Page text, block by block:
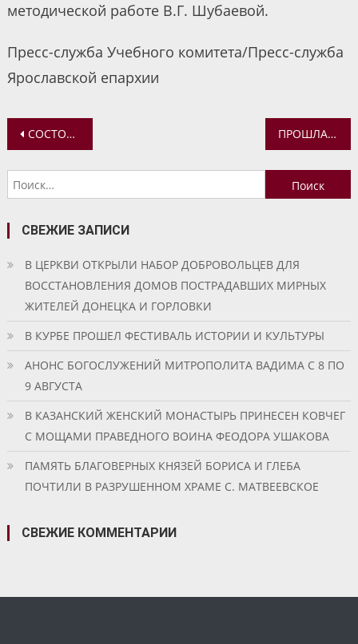
методической работе В.Г. Шубаевой.
Пресс-служба Учебного комитета/Пресс-служба
Ярославской епархии
Навигация
по
записям
СОСТОЯЛАСЬ ВСТРЕЧА МИТРОПОЛИТА ВАДИМА С РЕКТОРОМ ЯРОСЛАВСКОГО ГОСУДАРСТВЕННОГО МЕДИЦИНСКОГО УНИВЕРСИТЕТА АЛЕКСАНДРОМ ЛЕОНИДОВИЧЕМ ХОХЛОВЫМ ПРОШЛА ЛЕКЦИЯ «КТО ВОСПИТЫВАЛ ГЕНИЕВ. ОБРАЗ НЯНИ В РУССКОЙ КУЛЬТУРЕ»
Найти:
СВЕЖИЕ ЗАПИСИ
В ЦЕРКВИ ОТКРЫЛИ НАБОР ДОБРОВОЛЬЦЕВ ДЛЯ
ВОССТАНОВЛЕНИЯ ДОМОВ ПОСТРАДАВШИХ МИРНЫХ
ЖИТЕЛЕЙ ДОНЕЦКА И ГОРЛОВКИ
В КУРБЕ ПРОШЕЛ ФЕСТИВАЛЬ ИСТОРИИ И КУЛЬТУРЫ
АНОНС БОГОСЛУЖЕНИЙ МИТРОПОЛИТА ВАДИМА С 8 ПО
9 АВГУСТА
В КАЗАНСКИЙ ЖЕНСКИЙ МОНАСТЫРЬ ПРИНЕСЕН КОВЧЕГ
С МОЩАМИ ПРАВЕДНОГО ВОИНА ФЕОДОРА УШАКОВА
ПАМЯТЬ БЛАГОВЕРНЫХ КНЯЗЕЙ БОРИСА И ГЛЕБА
ПОЧТИЛИ В РАЗРУШЕННОМ ХРАМЕ С. МАТВЕЕВСКОЕ
СВЕЖИЕ КОММЕНТАРИИ